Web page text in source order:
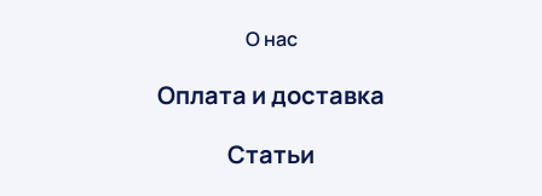
О нас
Оплата и доставка
Статьи